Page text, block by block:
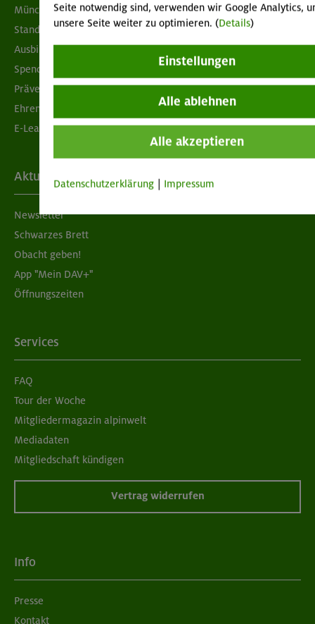
München & Oberland
Standorte
Ausbildung & Jobs
Spenden
Prävention sexualisierter Gewalt
Ehrenamtsbörse
E-Learning
Aktuelles
Newsletter
Schwarzes Brett
Obacht geben!
App "Mein DAV+"
Öffnungszeiten
Services
FAQ
Tour der Woche
Mitgliedermagazin alpinwelt
Mediadaten
Mitgliedschaft kündigen
Vertrag widerrufen
Info
Presse
Kontakt
Seite notwendig sind, verwenden wir Google Analytics,
unsere Seite weiter zu optimieren. (Details)
Einstellungen
Alle ablehnen
Alle akzeptieren
Datenschutzerklärung Impressum